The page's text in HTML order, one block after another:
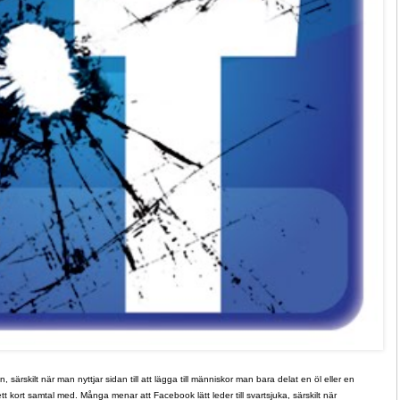
särskilt när man nyttjar sidan till att lägga till människor man bara delat en öl eller en
kort samtal med. Många menar att Facebook lätt leder till svartsjuka, särskilt när